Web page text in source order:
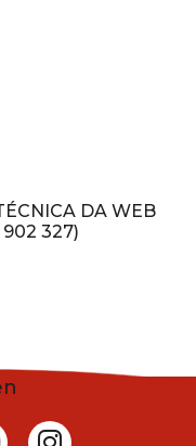
DA WEB
902 327)